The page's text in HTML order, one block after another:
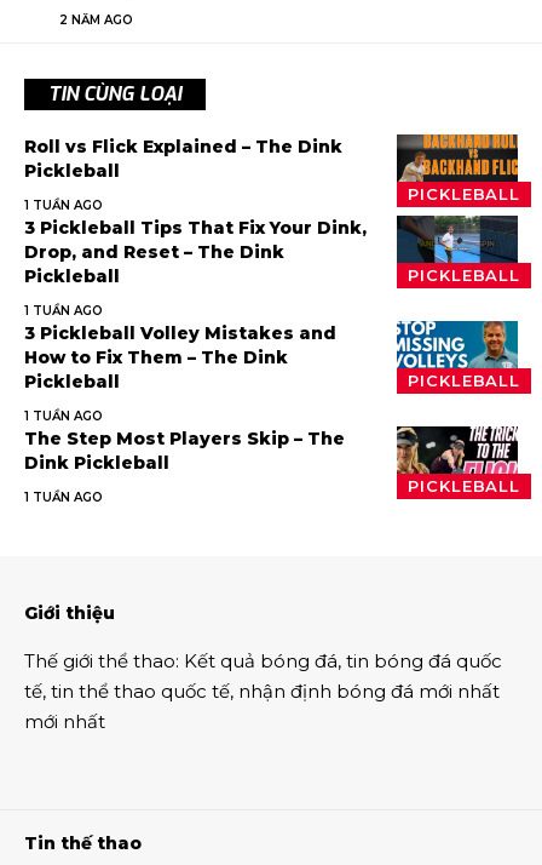
2 NĂM AGO
TIN CÙNG LOẠI
PICKLEBALL
Roll vs Flick Explained – The Dink
Pickleball
1 TUẦN AGO
PICKLEBALL
3 Pickleball Tips That Fix Your Dink,
Drop, and Reset – The Dink
Pickleball
1 TUẦN AGO
PICKLEBALL
3 Pickleball Volley Mistakes and
How to Fix Them – The Dink
Pickleball
1 TUẦN AGO
PICKLEBALL
The Step Most Players Skip – The
Dink Pickleball
1 TUẦN AGO
Giới thiệu
Thế giới thể thao: Kết quả bóng đá, tin bóng đá quốc
tế, tin thể thao quốc tế, nhận định bóng đá mới nhất
mới nhất
Tin thế thao